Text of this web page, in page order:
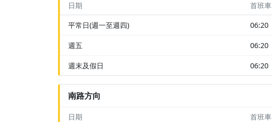
日期 首班車
平常日(週一至週四) 06:20
週五 06:20
週末及假日 06:20
南路方向
日期 首班車